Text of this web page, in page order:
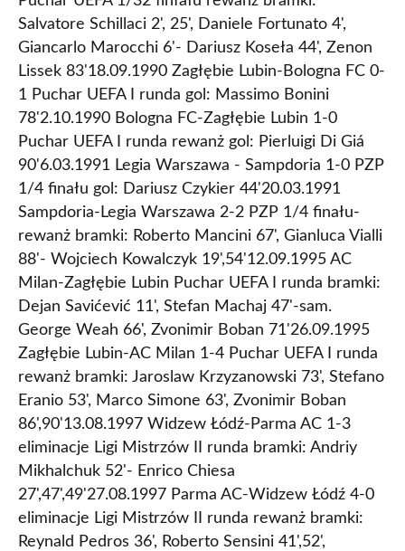
Salvatore Schillaci 2', 25', Daniele Fortunato 4',
Giancarlo Marocchi 6'- Dariusz Koseła 44', Zenon
Lissek 83'18.09.1990 Zagłębie Lubin-Bologna FC 0-
1 Puchar UEFA I runda gol: Massimo Bonini
78'2.10.1990 Bologna FC-Zagłębie Lubin 1-0
Puchar UEFA I runda rewanż gol: Pierluigi Di Giá
90'6.03.1991 Legia Warszawa - Sampdoria 1-0 PZP
1/4 finału gol: Dariusz Czykier 44'20.03.1991
Sampdoria-Legia Warszawa 2-2 PZP 1/4 finału-
rewanż bramki: Roberto Mancini 67', Gianluca Vialli
88'- Wojciech Kowalczyk 19',54'12.09.1995 AC
Milan-Zagłębie Lubin Puchar UEFA I runda bramki:
Dejan Savićević 11', Stefan Machaj 47'-sam.
George Weah 66', Zvonimir Boban 71'26.09.1995
Zagłębie Lubin-AC Milan 1-4 Puchar UEFA I runda
rewanż bramki: Jaroslaw Krzyzanowski 73', Stefano
Eranio 53', Marco Simone 63', Zvonimir Boban
86',90'13.08.1997 Widzew Łódź-Parma AC 1-3
eliminacje Ligi Mistrzów II runda bramki: Andriy
Mikhalchuk 52'- Enrico Chiesa
27',47',49'27.08.1997 Parma AC-Widzew Łódź 4-0
eliminacje Ligi Mistrzów II runda rewanż bramki:
Reynald Pedros 36', Roberto Sensini 41',52',